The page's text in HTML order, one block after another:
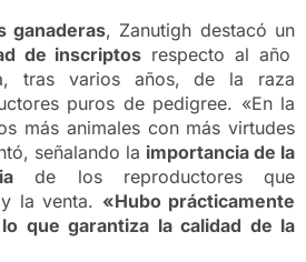
ganaderas, Zanutigh destacó un
de inscriptos respecto al año
tras varios años, de la raza
puros de pedigree. «En la
más animales con más virtudes
señalando la importancia de la
de los reproductores que
la venta. «Hubo prácticamente
que garantiza la calidad de la